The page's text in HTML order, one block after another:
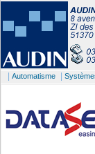
Automatisme